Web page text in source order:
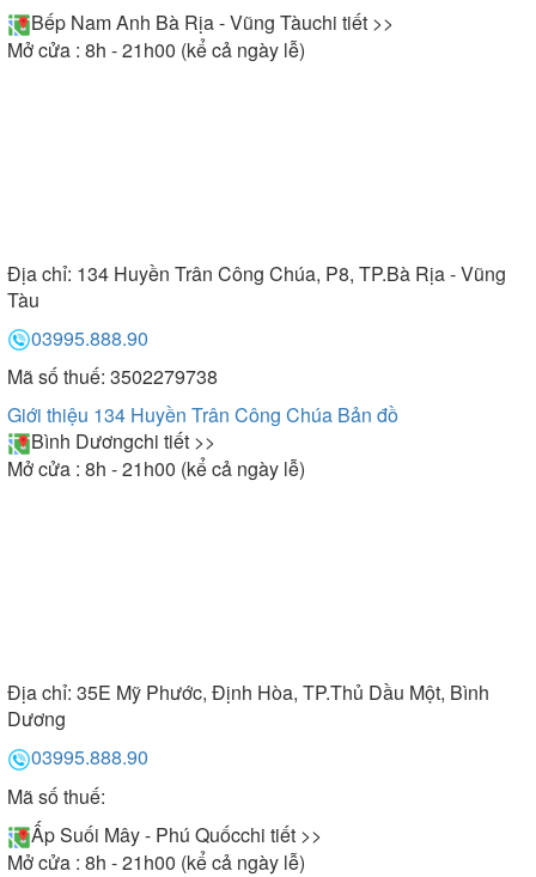
Bếp Nam Anh Bà Rịa - Vũng Tàuchi tiết >>
Mở cửa : 8h - 21h00 (kể cả ngày lễ)
Địa chỉ: 134 Huyền Trân Công Chúa, P8, TP.Bà Rịa - Vũng
Tàu
03995.888.90
Mã số thuế: 3502279738
Giới thiệu 134 Huyền Trân Công Chúa Bản đồ
Bình Dươngchi tiết >>
Mở cửa : 8h - 21h00 (kể cả ngày lễ)
Địa chỉ: 35E Mỹ Phước, Định Hòa, TP.Thủ Dầu Một, Bình
Dương
03995.888.90
Mã số thuế:
Ấp Suối Mây - Phú Quốcchi tiết >>
Mở cửa : 8h - 21h00 (kể cả ngày lễ)